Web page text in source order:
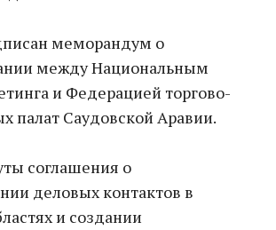
меморандум о
между Национальным
и Федерацией торгово-
Саудовской Аравии.
соглашения о
деловых контактов в
и создании